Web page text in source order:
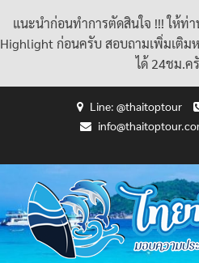
แนะนำก่อนทำการตัดสินใจ !!! ให้ท่
Highlight ก่อนครับ สอบถามเพิ่มเติม
ได้ 24ชม.ค
Line: @thaitoptour
AND